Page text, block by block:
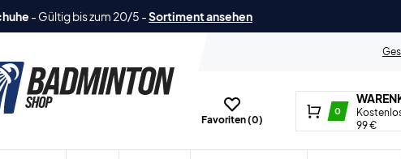
- Gültig bis zum 20/5 -Sortiment ansehen
Favoriten (0)
0
99 €